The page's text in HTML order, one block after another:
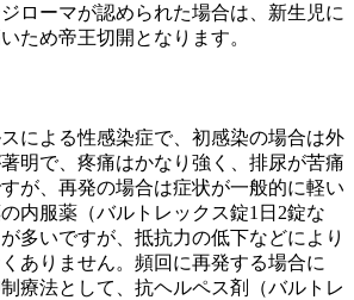
ローマが認められた場合は、新生児に
ため帝王切開となります。
による性感染症で、初感染の場合は外
明で、疼痛はかなり強く、排尿が苦痛
が、再発の場合は症状が一般的に軽い
内服薬（バルトレックス錠1日2錠な
多いですが、抵抗力の低下などにより
ありません。頻回に再発する場合に
療法として、抗ヘルペス剤（バルトレ